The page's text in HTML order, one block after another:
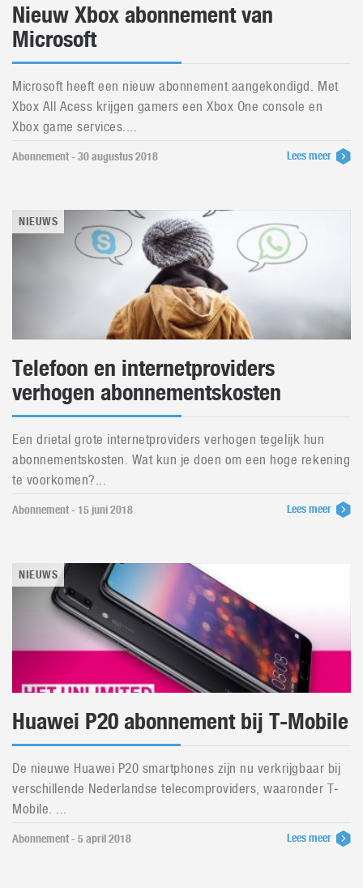
Nieuw Xbox abonnement van
Microsoft
Microsoft heeft een nieuw abonnement aangekondigd. Met
Xbox All Acess krijgen gamers een Xbox One console en
Xbox game services....
Abonnement - 30 augustus 2018 Lees meer
NIEUWS
Telefoon en internetproviders
verhogen abonnementskosten
Een drietal grote internetproviders verhogen tegelijk hun
abonnementskosten. Wat kun je doen om een hoge rekening
te voorkomen?...
Abonnement - 15 juni 2018 Lees meer
NIEUWS
Huawei P20 abonnement bij T-Mobile
De nieuwe Huawei P20 smartphones zijn nu verkrijgbaar bij
verschillende Nederlandse telecomproviders, waaronder T-
Mobile. ...
Abonnement - 5 april 2018 Lees meer